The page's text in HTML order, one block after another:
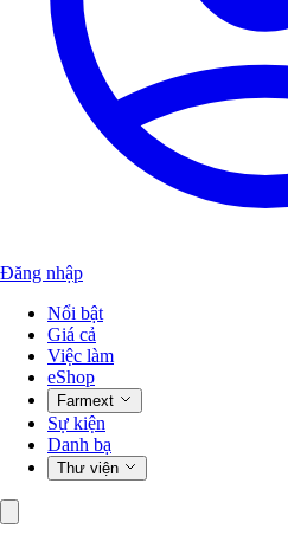
Đăng nhập
Nổi bật
Giá cả
Việc làm
eShop
Farmext
Sự kiện
Danh bạ
Thư viện